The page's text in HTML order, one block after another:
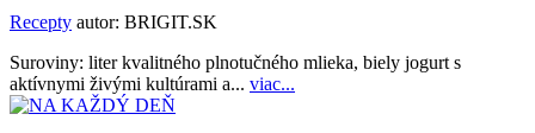
Recepty autor: BRIGIT.SK
Suroviny: liter kvalitného plnotučného mlieka, biely jogurt s
aktívnymi živými kultúrami a... viac...